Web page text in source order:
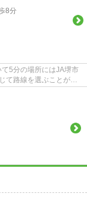
8分
5分の場所にはJA堺市
て路線を選ぶことがで